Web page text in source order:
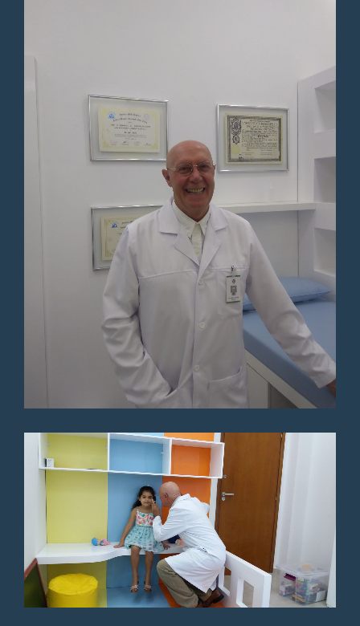
bastante com o paciente e
detalha tudo Um ótimo
médico !!
Paciente
muito atencioso, parabéns , fez
todo checape que um médico
deve fazer, os médicos aqui de
Passos tinham que seguir
exemplo dele. ótimo médico
Paciente